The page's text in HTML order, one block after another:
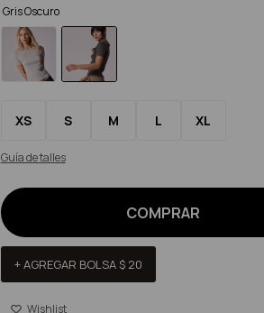
Gris Oscuro
XS S M L XL
Guía de talles
COMPRAR
+ AGREGAR BOLSA$ 20